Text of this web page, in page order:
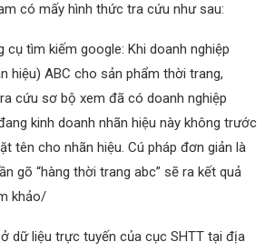
có mấy hình thức tra cứu như sau:
cụ tìm kiếm google: Khi doanh nghiệp
hiệu) ABC cho sản phẩm thời trang,
cứu sơ bộ xem đã có doanh nghiệp
kinh doanh nhãn hiệu này không trước
tên cho nhãn hiệu. Cú pháp đơn giản là
gõ “hàng thời trang abc” sẽ ra kết quả
khảo/
dữ liệu trực tuyến của cục SHTT tại địa